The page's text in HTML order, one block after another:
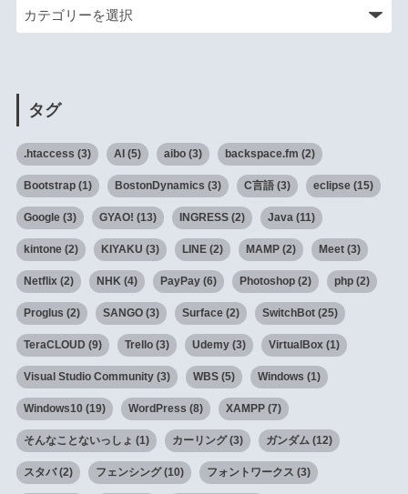
タグ
.htaccess (3) AI (5) aibo(3) backspace.fm (2)
Bootstrap(1) BostonDynamics (3) C言語(3) eclipse(15)
Google(3) GYAO! (13) INGRESS(2) Java(11)
kintone(2) KIYAKU (3) LINE(2) MAMP(2) Meet(3)
Netflix(2) NHK(4) PayPay(6) Photoshop(2) php(2)
Proglus (2) SANGO(3) Surface(2) SwitchBot(25)
TeraCLOUD (9) Trello(3) Udemy(3) VirtualBox(1)
Visual Studio Community(3) WBS(5) Windows (1)
Windows10(19) WordPress (8) XAMPP(7)
そんなことないっしょ (1) カーリング(3) ガンダム(12)
スタバ(2) フェンシング(10) フォントワークス (3)